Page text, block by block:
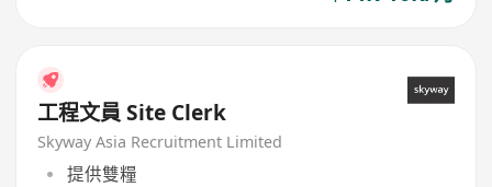
工程文員 Site Clerk
Skyway Asia Recruitment Limited
提供雙糧